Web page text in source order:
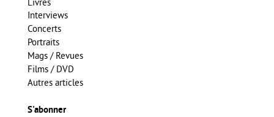
Interviews
Concerts
Portraits
Mags / Revues
Films / DVD
Autres articles
S'abonner